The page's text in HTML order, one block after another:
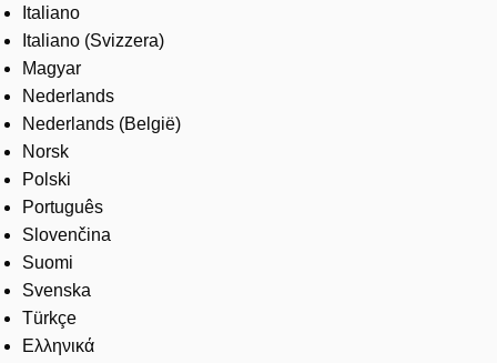
Italiano
Italiano (Svizzera)
Magyar
Nederlands
Nederlands (België)
Norsk
Polski
Português
Slovenčina
Suomi
Svenska
Türkçe
Ελληνικά